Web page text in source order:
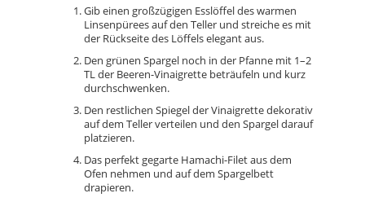
Gib einen großzügigen Esslöffel des warmen
Linsenpürees auf den Teller und streiche es mit
der Rückseite des Löffels elegant aus.
Den grünen Spargel noch in der Pfanne mit 1–2
TL der Beeren-Vinaigrette beträufeln und kurz
durchschwenken.
Den restlichen Spiegel der Vinaigrette dekorativ
auf dem Teller verteilen und den Spargel darauf
platzieren.
Das perfekt gegarte Hamachi-Filet aus dem
Ofen nehmen und auf dem Spargelbett
drapieren.